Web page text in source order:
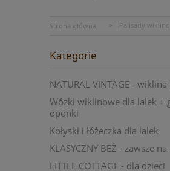
Strona główna » Palisady
Kategorie
NATURAL VINTAGE -
Wózki wiklinowe dla lalek +
oponki
Kołyski i łóżeczka dla lalek
KLASYCZNY BEŻ - zawsze
LITTLE COTTAGE - dla dzieci